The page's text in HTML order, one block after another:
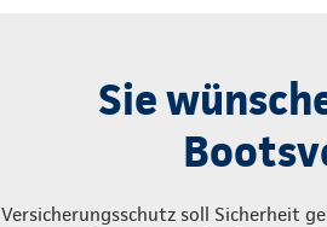
Sie
Versicherungsschutz soll Sicherheit